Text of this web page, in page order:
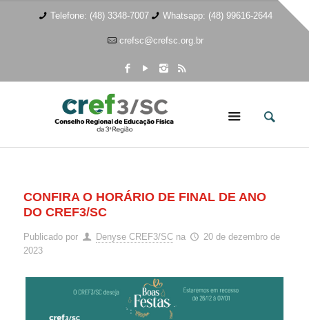
Telefone: (48) 3348-7007 Whatsapp: (48) 99616-2644
crefsc@crefsc.org.br
CONFIRA O HORÁRIO DE FINAL DE ANO
DO CREF3/SC
Publicado por Denyse CREF3/SC na
20 de dezembro de
2023